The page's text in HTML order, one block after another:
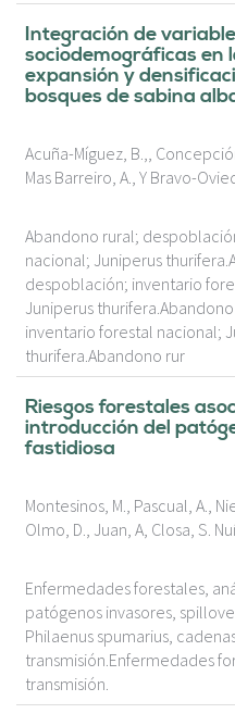
Integración de
sociodemográficas en
expansión y
bosques de sabina
Acuña-Míguez, B.,,
Mas Barreiro, A., Y Bravo-
Abandono rural;
nacional; Juniperus
despoblación; inventario
Juniperus
inventario forestal nacional;
thurifera.Abandono rur
Riesgos forestales
introducción del
fastidiosa
Montesinos, M., Pascual, A.,
Olmo, D., Juan, A, Closa, S.
Enfermedades forestales,
patógenos invasores,
Philaenus spumarius,
transmisión.Enfermedades
transmisión.